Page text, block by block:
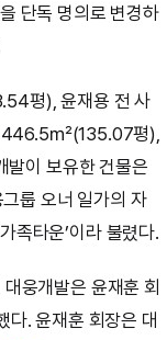
단독 명의로 변경하
평), 윤재용 전 사
㎡(135.07평),
이 보유한 건물은
룹 오너 일가의 자
족타운’이라 불렸다.
웅개발은 윤재훈 회
. 윤재훈 회장은 대